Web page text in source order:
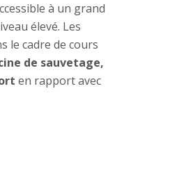
à un grand
élevé. Les
le cadre de cours
de sauvetage,
en rapport avec